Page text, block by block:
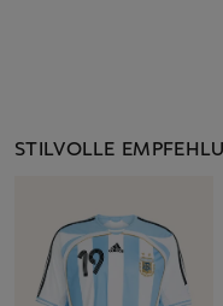
STILVOLLE